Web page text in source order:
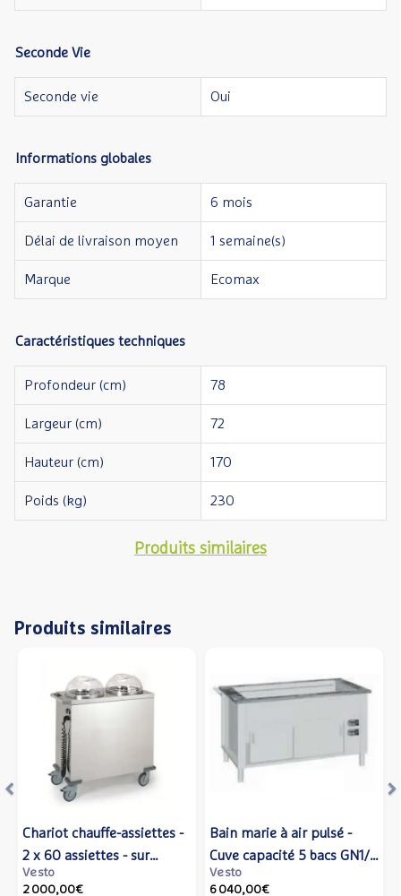
Seconde Vie
Seconde vie Oui
Informations globales
Garantie 6 mois
Délai de livraison moyen 1 semaine(s)
Marque Ecomax
Caractéristiques techniques
Profondeur (cm) 78
Largeur (cm) 72
Hauteur (cm) 170
Poids (kg) 230
Produits similaires
Produits similaires
assiettes -
- sur
-
Bain marie à air pulsé -
Cuve capacité 5 bacs GN1/1
- 308975 - Tournus
Four mixte 20
GN2/1 -
Piano 4 feux
sur meuble